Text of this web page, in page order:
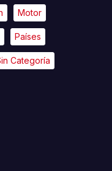
Motor
Países
Categoría